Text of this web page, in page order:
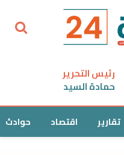
رئيس التحرير
حمادة السيد
تقارير اقتصاد حوادث